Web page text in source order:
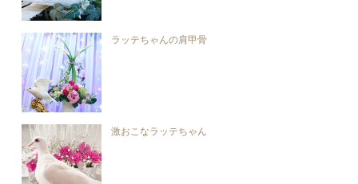
ラッテちゃんの肩甲骨
激おこなラッテちゃん